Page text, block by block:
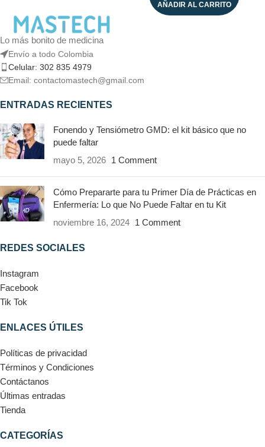
AÑADIR AL CARRITO
Lo más bonito de medicina
Envío a todo Colombia
Celular: 302 835 4979
Email: contactomastech@gmail.com
ENTRADAS RECIENTES
Fonendo y Tensiómetro GMD: el kit básico que no
puede faltar
mayo 5, 2026 1 Comment
Cómo Prepararte para tu Primer Día de Prácticas en
Enfermería: Lo que No Puede Faltar en tu Kit
noviembre 16, 2024 1 Comment
REDES SOCIALES
Instagram
Facebook
Tik Tok
ENLACES ÚTILES
Políticas de privacidad
Términos y Condiciones
Contáctanos
Últimas entradas
Tienda
CATEGORÍAS